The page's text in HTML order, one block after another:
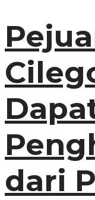
dari